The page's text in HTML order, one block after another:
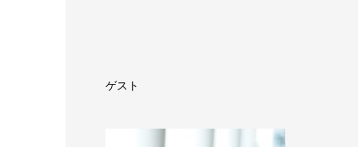
ゲスト